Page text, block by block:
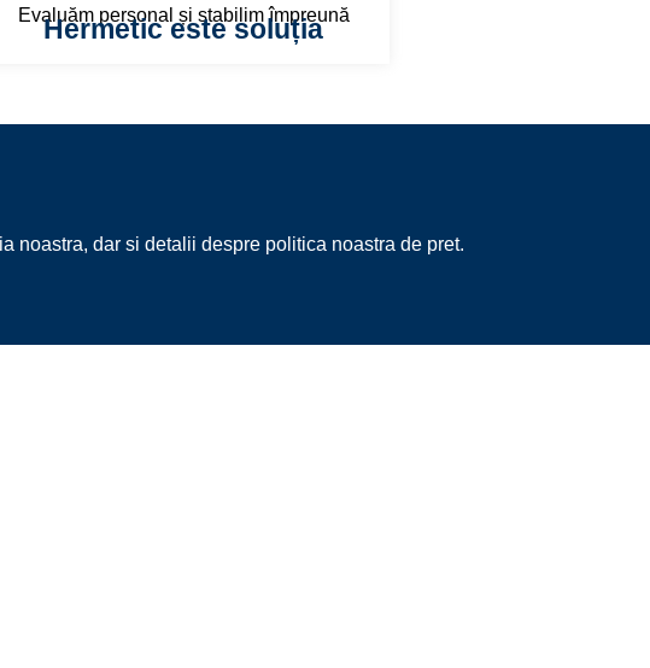
Evaluăm personal și stabilim împreună
Hermetic este soluția
noastra, dar si detalii despre politica noastra de pret.